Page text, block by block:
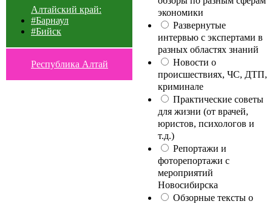
Алтайский край:
#Барнаул
#Бийск
Республика Алтай
экономики
Развернутые
интервью с экспертами в
разных областях знаний
Новости о
происшествиях, ЧС, ДТП,
криминале
Практические советы
для жизни (от врачей,
юристов, психологов и
т.д.)
Репортажи и
фоторепортажи с
мероприятий
Новосибирска
Обзорные тексты о